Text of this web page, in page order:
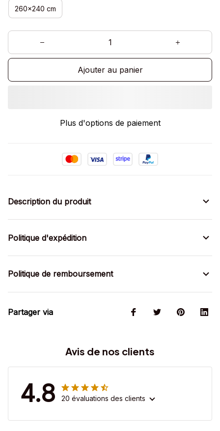
260x240 cm
Ajouter au panier
Plus d'options de paiement
Description du produit
Politique d'expédition
Politique de remboursement
Partager via
Avis de nos clients
4.8 20 évaluations des clients